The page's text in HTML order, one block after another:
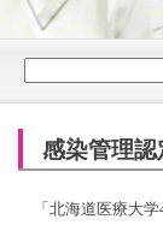
感染管理
「北海道医療大